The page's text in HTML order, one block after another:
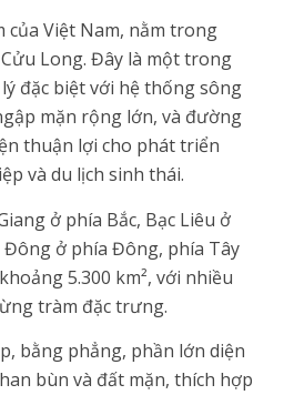
của Việt Nam, nằm trong
Long. Đây là một trong
đặc biệt với hệ thống sông
mặn rộng lớn, và đường
thuận lợi cho phát triển
và du lịch sinh thái.
ở phía Bắc, Bạc Liêu ở
Đông ở phía Đông, phía Tây
5.300 km², với nhiều
tràm đặc trưng.
bằng phẳng, phần lớn diện
bùn và đất mặn, thích hợp